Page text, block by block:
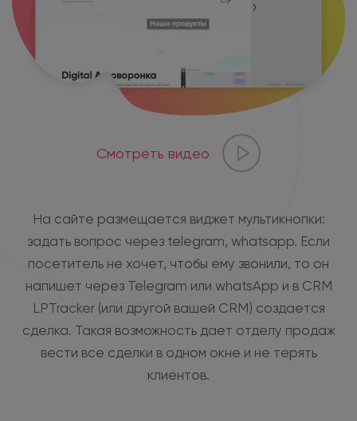
Смотреть видео
На сайте размещается виджет мультикнопки:
задать вопрос через telegram, whatsapp. Если
посетитель не хочет, чтобы ему звонили, то он
напишет через Telegram или whatsApp и в CRM
LPTracker (или другой вашей CRM) создается
сделка. Такая возможность дает отделу продаж
вести все сделки в одном окне и не терять
клиентов.